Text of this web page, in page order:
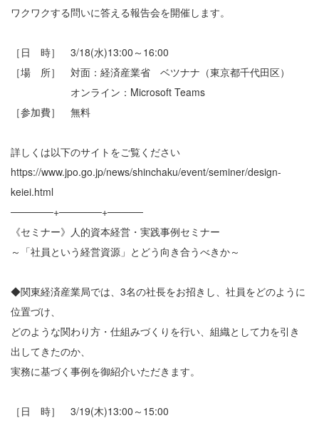
ワクワクする問いに答える報告会を開催します。
［日 時］ 3/18(水)13:00～16:00
［場 所］ 対面：経済産業省 ベツナナ（東京都千代田区）
オンライン：Microsoft Teams
［参加費］ 無料
詳しくは以下のサイトをご覧ください
https://www.jpo.go.jp/news/shinchaku/event/seminer/design-
keiei.html
──────+──────+─────
《セミナー》人的資本経営・実践事例セミナー
～「社員という経営資源」とどう向き合うべきか～
◆関東経済産業局では、3名の社長をお招きし、社員をどのように
位置づけ、
どのような関わり方・仕組みづくりを行い、組織として力を引き
出してきたのか、
実務に基づく事例を御紹介いただきます。
［日 時］ 3/19(木)13:00～15:00